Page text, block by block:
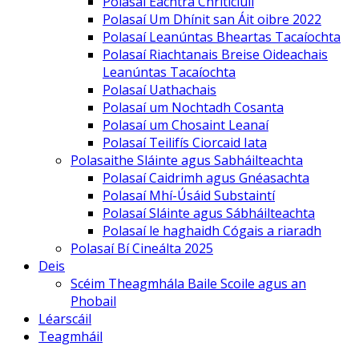
Polasaí Um Dhínit san Áit oibre 2022
Polasaí Leanúntas Bheartas Tacaíochta
Polasaí Riachtanais Breise Oideachais
Leanúntas Tacaíochta
Polasaí Uathachais
Polasaí um Nochtadh Cosanta
Polasaí um Chosaint Leanaí
Polasaí Teilifís Ciorcaid Iata
Polasaithe Sláinte agus Sabháilteachta
Polasaí Caidrimh agus Gnéasachta
Polasaí Mhí-Úsáid Substaintí
Polasaí Sláinte agus Sábháilteachta
Polasaí le haghaidh Cógais a riaradh
Polasaí Bí Cineálta 2025
Deis
Scéim Theagmhála Baile Scoile agus an
Phobail
Léarscáil
Teagmháil